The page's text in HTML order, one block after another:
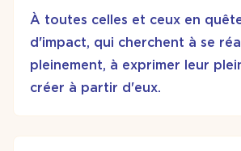
À toutes celles et ceux en
d'impact, qui cherchent à se
pleinement, à exprimer leur
créer à partir d'eux.